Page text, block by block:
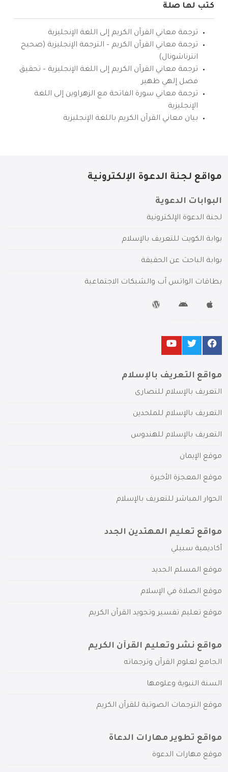
كتب لها صلة
ترجمة معاني القرآن الكريم إلى اللغة الإنجليزية
ترجمة معاني القرآن الكريم – الترجمة الإنجليزية (صحيح
انترناشونال)
ترجمة معاني القرآن الكريم إلى اللغة الإنجليزية – تحقيق
فضل إلهي ظهير
ترجمة معاني سورة الفاتحة مع الزهراوين إلى اللغة
الإنجليزية
بيان معاني القرآن الكريم باللغة الإنجليزية
مواقع لجنة الدعوة الإلكترونية
البوابات الدعوية
لجنة الدعوة الإلكترونية
بوابة الكويت للتعريف بالإسلام
بوابة الباحث عن الحقيقة
بطاقات الواتس آب والشبكات الاجتماعية
مواقع التعريف بالإسلام
التعريف بالإسلام للنصارى
التعريف بالإسلام للملحدين
التعريف بالإسلام للهندوس
موقع الإيمان
موقع المعجزة الأخيرة
الحوار المباشر للتعريف بالإسلام
مواقع تعليم المهتدين الجدد
أكاديمية سبيلي
موقع المسلم الجديد
موقع الصلاة في الإسلام
موقع تعليم تفسير وتجويد القرآن الكريم
مواقع نشر وتعليم القرآن الكريم
الجامع لعلوم القرآن وترجماته
السنة النبوية وعلومها
موقع الترجمات الصوتية للقرآن الكريم
مواقع تطوير مهارات الدعاة
موقع مهارات الدعوة